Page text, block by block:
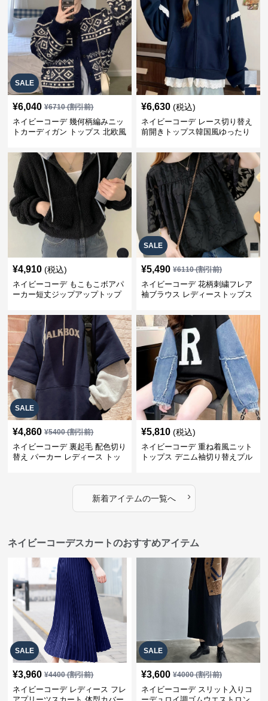
SALE
¥6,040 ¥6710(割引前)
ネイビーコーデ 幾何柄編みニッ
トカーディガン トップス 北欧風
¥6,630 (税込)
ネイビーコーデ レース切り替え
前開きトップス韓国風ゆったり
¥4,910 (税込)
ネイビーコーデ もこもこボアパ
ーカー短丈ジップアップトップ
SALE
¥5,490 ¥6110(割引前)
ネイビーコーデ 花柄刺繍フレア
袖ブラウス レディーストップス
SALE
¥4,860 ¥5400(割引前)
ネイビーコーデ 裏起毛 配色切り
替え パーカー レディース トッ
¥5,810 (税込)
ネイビーコーデ 重ね着風ニット
トップス デニム袖切り替えプル
新着アイテムの一覧へ ›
ネイビーコーデスカートのおすすめアイテム
SALE
¥3,960 ¥4400(割引前)
ネイビーコーデ レディース フレ
SALE
¥3,600 ¥4000(割引前)
ネイビーコーデ スリット入りコ